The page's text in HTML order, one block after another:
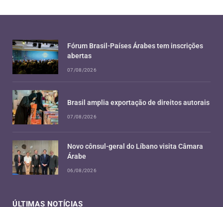
ÚLTIMAS NOTÍCIAS
Fórum Brasil-Países Árabes tem inscrições
abertas
07/08/2026
Brasil amplia exportação de direitos autorais
07/08/2026
Novo cônsul-geral do Líbano visita Câmara
Árabe
06/08/2026